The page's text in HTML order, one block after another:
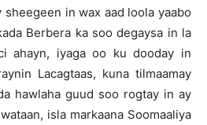
sheegeen in wax aad loola yaabo
Berbera ka soo degaysa in la
ahayn, iyaga oo ku dooday in
Lacagtaas, kuna tilmaamay
hawlaha guud soo rogtay in ay
isla markaana Soomaaliya